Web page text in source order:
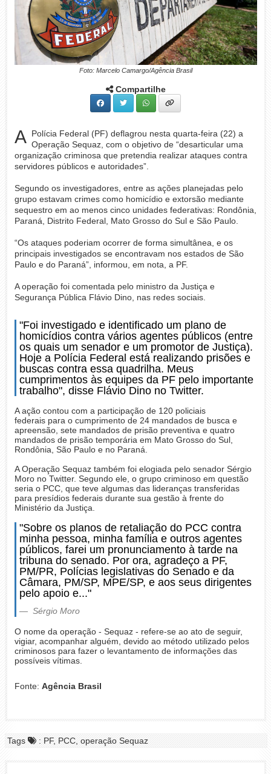
Foto: Marcelo Camargo/Agência Brasil
Compartilhe
A Polícia Federal (PF) deflagrou nesta quarta-feira (22) a
Operação Sequaz, com o objetivo de “desarticular uma
organização criminosa que pretendia realizar ataques contra
servidores públicos e autoridades”.
Segundo os investigadores, entre as ações planejadas pelo
grupo estavam crimes como homicídio e extorsão mediante
sequestro em ao menos cinco unidades federativas: Rondônia,
Paraná, Distrito Federal, Mato Grosso do Sul e São Paulo.
“Os ataques poderiam ocorrer de forma simultânea, e os
principais investigados se encontravam nos estados de São
Paulo e do Paraná”, informou, em nota, a PF.
A operação foi comentada pelo ministro da Justiça e
Segurança Pública Flávio Dino, nas redes sociais.
"Foi investigado e identificado um plano de
homicídios contra vários agentes públicos (entre
os quais um senador e um promotor de Justiça).
Hoje a Polícia Federal está realizando prisões e
buscas contra essa quadrilha. Meus
cumprimentos às equipes da PF pelo importante
trabalho", disse Flávio Dino no Twitter.
A ação contou com a participação de 120 policiais
federais para o cumprimento de 24 mandados de busca e
apreensão, sete mandados de prisão preventiva e quatro
mandados de prisão temporária em Mato Grosso do Sul,
Rondônia, São Paulo e no Paraná.
A Operação Sequaz também foi elogiada pelo senador Sérgio
Moro no Twitter. Segundo ele, o grupo criminoso em questão
seria o PCC, que teve algumas das lideranças transferidas
para presídios federais durante sua gestão à frente do
Ministério da Justiça.
"Sobre os planos de retaliação do PCC contra
minha pessoa, minha família e outros agentes
públicos, farei um pronunciamento à tarde na
tribuna do senado. Por ora, agradeço a PF,
PM/PR, Polícias legislativas do Senado e da
Câmara, PM/SP, MPE/SP, e aos seus dirigentes
pelo apoio e..."
Sérgio Moro
O nome da operação - Sequaz - refere-se ao ato de seguir,
vigiar, acompanhar alguém, devido ao método utilizado pelos
criminosos para fazer o levantamento de informações das
possíveis vítimas.
Fonte: Agência Brasil
Tags : PF, PCC, operação Sequaz